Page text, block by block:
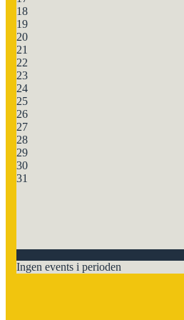
18
19
20
21
22
23
24
25
26
27
28
29
30
31
Ingen events i perioden